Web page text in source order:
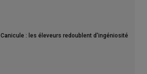
Canicule : les éleveurs redoublent d'ingéniosité